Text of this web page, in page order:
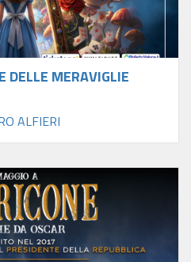
DELLE MERAVIGLIE
ALFIERI